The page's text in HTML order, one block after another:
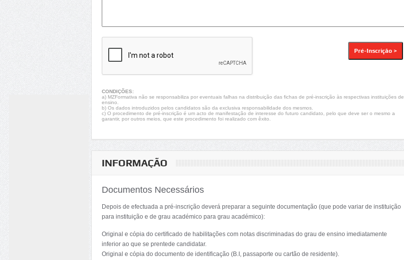
CONDIÇÕES:
a) MZFormativa não se responsabiliza por eventuais falhas na distribuição das fichas de pré-inscrição às respectivas instituições de
ensino.
b) Os dados introduzidos pelos candidatos são da exclusiva responsabilidade dos mesmos.
c) O procedimento de pré-inscrição é um acto de manifestação de interesse do futuro candidato, pelo que deve ser o mesmo a
garantir, por outros meios, que este procedimento foi realizado com êxito.
INFORMAÇÃO
Documentos Necessários
Depois de efectuada a pré-inscrição deverá preparar a seguinte documentação (que pode variar de instituição
para instituição e de grau académico para grau académico):
Original e cópia do certificado de habilitações com notas discriminadas do grau de ensino imediatamente
inferior ao que se prentede candidatar.
Original e cópia do documento de identificação (B.I, passaporte ou cartão de residente).